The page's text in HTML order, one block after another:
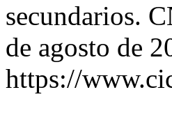
secundarios.
de agosto de
https://